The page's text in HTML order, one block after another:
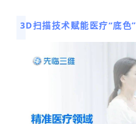
3D扫描技术赋能医疗“底色”